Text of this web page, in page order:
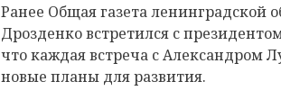
Ранее Общая газета ленинградской
Дрозденко встретился с
что каждая встреча с Александром
новые планы для развития.